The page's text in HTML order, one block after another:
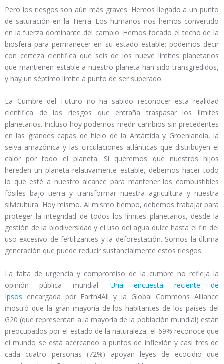
Pero los riesgos son aún más graves. Hemos llegado a un punto
de saturación en la Tierra. Los humanos nos hemos convertido
en la fuerza dominante del cambio. Hemostocado el techo de la
biosfera para permanecer en su estado estable: podemos decir
con certeza científica que seis de los nueve límites planetarios
que mantienen estable a nuestro planeta han sido transgredidos,
y hay un séptimo límite a punto de ser superado.
La Cumbre del Futuro no ha sabido reconocer esta realidad
científica de los riesgos que entraña traspasar los límites
planetarios. Incluso hoy podemos medir cambios sin precedentes
en las grandes capas de hielo de la Antártida y Groenlandia, la
selva amazónica y las circulaciones atlánticas que distribuyen el
calor por todo el planeta. Si queremos que nuestros hijos
hereden un planeta relativamente estable, debemos hacer todo
lo que esté a nuestro alcance para mantener los combustibles
fósiles bajo tierra y transformar nuestra agricultura y nuestra
silvicultura. Hoy mismo. Al mismo tiempo, debemos trabajar para
proteger la integridad de todos los límites planetarios, desde la
gestión de la biodiversidad y el uso del agua dulce hasta el fin del
uso excesivo de fertilizantes y la deforestación. Somos la última
generación que puede reducir sustancialmente estos riesgos.
La falta de urgencia y compromiso de la cumbre no refleja la
opinión pública mundial. Una encuesta reciente de
Ipsos encargada por Earth4All y la Global Commons Alliance
mostró que la gran mayoría de los habitantes de los países del
G20 (que representan a la mayoría de la población mundial) están
preocupados por el estado de la naturaleza, el 69% reconoce que
el mundo se está acercando a puntos de inflexión y casi tres de
cada cuatro personas (72%) apoyan leyes de ecocidio que